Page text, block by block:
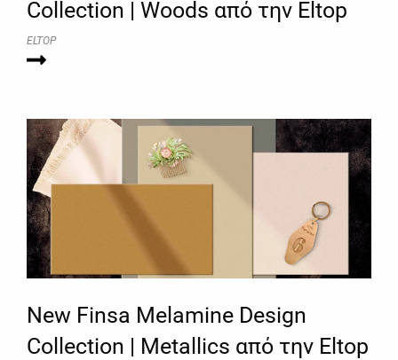
Collection | Woods από την Eltop
ELTOP
New Finsa Melamine Design
Collection | Metallics από την Eltop